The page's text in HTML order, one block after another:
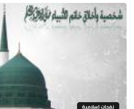
نفحات إسلامية